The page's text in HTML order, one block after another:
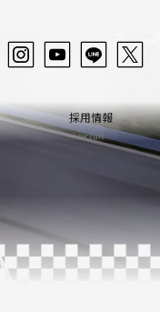
採用情報
recruit